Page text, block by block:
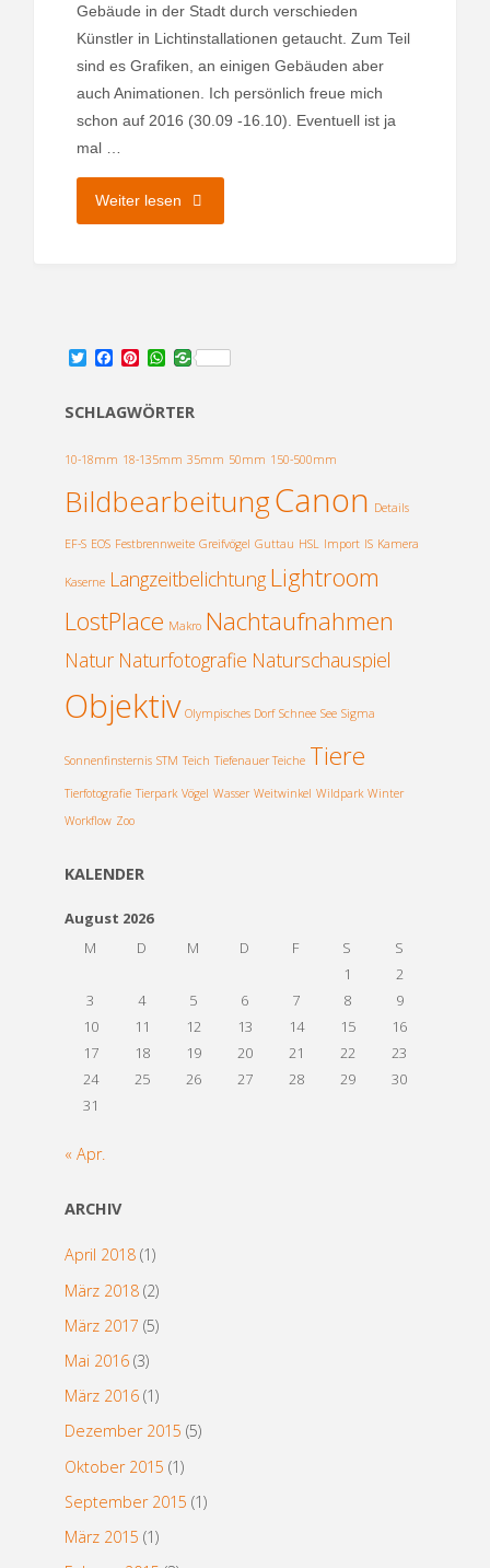
Gebäude in der Stadt durch verschieden
Künstler in Lichtinstallationen getaucht. Zum Teil
sind es Grafiken, an einigen Gebäuden aber
auch Animationen. Ich persönlich freue mich
schon auf 2016 (30.09 -16.10). Eventuell ist ja
mal …
Weiter lesen"Festival
T
t
r
F
e
o
P
t
e
t
W
t
p
SCHLAGWÖRTER
10-18mm 18-135mm 35mm 50mm 150-500mm
BildbearbeitungCanon Details
EF-S EOS Festbrennweite Greifvögel Guttau HSL Import IS Kamera
Kaserne Langzeitbelichtung Lightroom
LostPlace Makro Nachtaufnahmen
Natur Naturfotografie Naturschauspiel
Objektiv Olympisches Dorf Schnee See Sigma
Sonnenfinsternis STM Teich Tiefenauer Teiche Tiere
Tierfotografie Tierpark Vögel Wasser Weitwinkel Wildpark Winter
Workflow Zoo
KALENDER
August 2026
M
D M D F S
S
1
2
3
4 5 6 7 8
9
10
11 12 13 14 15
16
17
18 19 20 21 22
23
24
25 26 27 28 29
30
31
« Apr.
ARCHIV
April 2018(1)
März 2018(2)
März 2017 (5)
Mai 2016(3)
März 2016(1)
Dezember 2015 (5)
Oktober 2015 (1)
September 2015 (1)
März 2015 (1)